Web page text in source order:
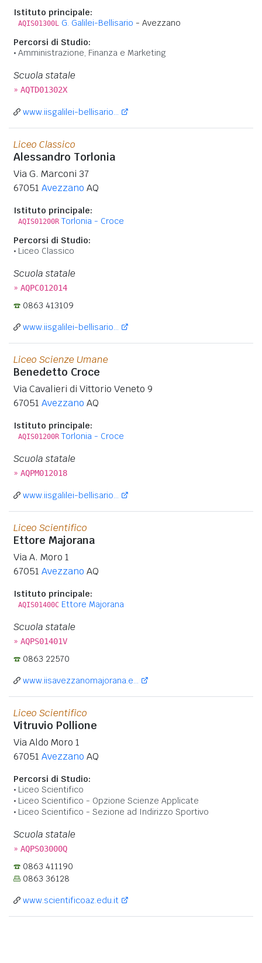
Istituto principale:
AQIS01300L G. Galilei-Bellisario - Avezzano
Percorsi di Studio:
Amministrazione, Finanza e Marketing
Scuola statale
» AQTD01302X
www.iisgalilei-bellisario...
Liceo Classico
Alessandro Torlonia
Via G. Marconi 37
67051 Avezzano AQ
Istituto principale:
AQIS01200R Torlonia - Croce
Percorsi di Studio:
Liceo Classico
Scuola statale
» AQPC012014
0863 413109
www.iisgalilei-bellisario...
Liceo Scienze Umane
Benedetto Croce
Via Cavalieri di Vittorio Veneto 9
67051 Avezzano AQ
Istituto principale:
AQIS01200R Torlonia - Croce
Scuola statale
» AQPM012018
www.iisgalilei-bellisario...
Liceo Scientifico
Ettore Majorana
Via A. Moro 1
67051 Avezzano AQ
Istituto principale:
AQIS01400C Ettore Majorana
Scuola statale
» AQPS01401V
0863 22570
www.iisavezzanomajorana.e...
Liceo Scientifico
Vitruvio Pollione
Via Aldo Moro 1
67051 Avezzano AQ
Percorsi di Studio:
Liceo Scientifico
Liceo Scientifico - Opzione Scienze Applicate
Liceo Scientifico - Sezione ad Indirizzo Sportivo
Scuola statale
» AQPS03000Q
0863 411190
0863 36128
www.scientificoaz.edu.it